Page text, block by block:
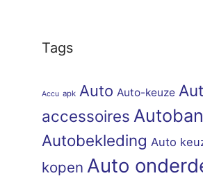
Tags
Accu apk Auto Auto-keuze
accessoires
Autobekleding Auto
kopen Auto